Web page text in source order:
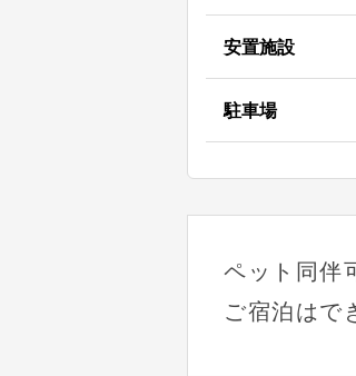
安置施設
駐車場
ペット同伴
ご宿泊はで